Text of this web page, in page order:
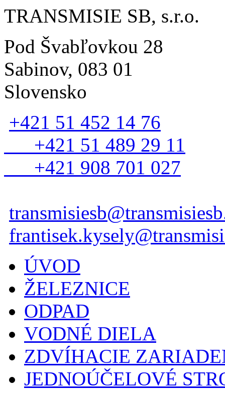
TRANSMISIE SB, s.r.o.
Pod Švabľovkou 28
Sabinov, 083 01
Slovensko
+421 51 452 14 76
+421 51 489 29 11
+421 908 701 027
ÚVOD
ŽELEZNICE
ODPAD
VODNÉ DIELA
ZDVÍHACIE
JEDNOÚČELOVÉ